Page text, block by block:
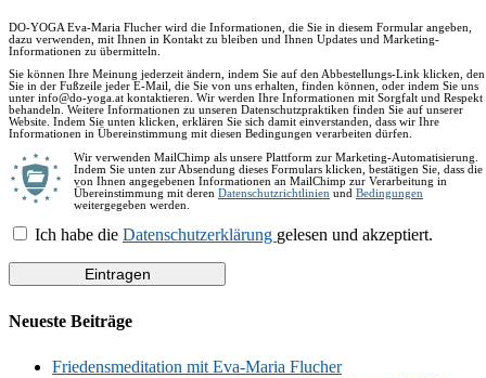
DO-YOGA Eva-Maria Flucher wird die Informationen, die Sie in diesem Formular angeben,
dazu verwenden, mit Ihnen in Kontakt zu bleiben und Ihnen Updates und Marketing-
Informationen zu übermitteln.
Sie können Ihre Meinung jederzeit ändern, indem Sie auf den Abbestellungs-Link klicken, den
Sie in der Fußzeile jeder E-Mail, die Sie von uns erhalten, finden können, oder indem Sie uns
unter info@do-yoga.at kontaktieren. Wir werden Ihre Informationen mit Sorgfalt und Respekt
behandeln. Weitere Informationen zu unseren Datenschutzpraktiken finden Sie auf unserer
Website. Indem Sie unten klicken, erklären Sie sich damit einverstanden, dass wir Ihre
Informationen in Übereinstimmung mit diesen Bedingungen verarbeiten dürfen.
Wir verwenden MailChimp als unsere Plattform zur Marketing-Automatisierung.
Indem Sie unten zur Absendung dieses Formulars klicken, bestätigen Sie, dass die
von Ihnen angegebenen Informationen an MailChimp zur Verarbeitung in
Übereinstimmung mit deren Datenschutzrichtlinien und Bedingungen
weitergegeben werden.
Ich habe die Datenschutzerklärung gelesen und akzeptiert.
Neueste Beiträge
Friedensmeditation mit Eva-Maria Flucher